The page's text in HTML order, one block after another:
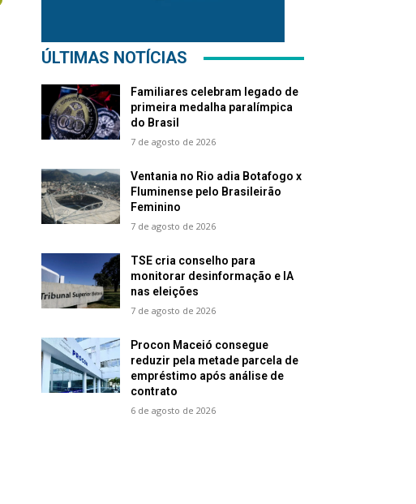
ÚLTIMAS NOTÍCIAS
Familiares celebram legado de
primeira medalha paralímpica
do Brasil
7 de agosto de 2026
Ventania no Rio adia Botafogo x
Fluminense pelo Brasileirão
Feminino
7 de agosto de 2026
TSE cria conselho para
monitorar desinformação e IA
nas eleições
7 de agosto de 2026
Procon Maceió consegue
reduzir pela metade parcela de
empréstimo após análise de
contrato
6 de agosto de 2026